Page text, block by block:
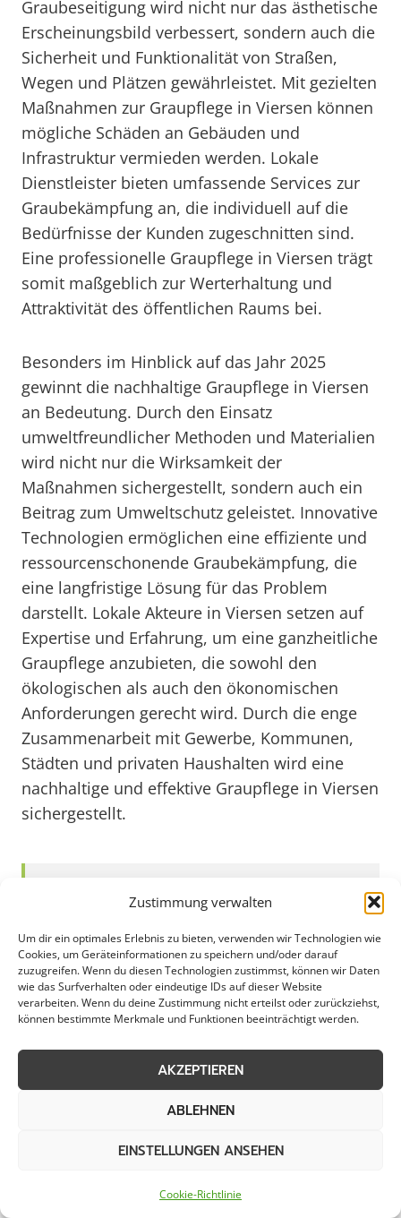
Zustimmung verwalten
Um dir ein optimales Erlebnis zu bieten, verwenden wir Technologien wie
Cookies, um Geräteinformationen zu speichern und/oder darauf
zuzugreifen. Wenn du diesen Technologien zustimmst, können wir Daten
wie das Surfverhalten oder eindeutige IDs auf dieser Website
verarbeiten. Wenn du deine Zustimmung nicht erteilst oder zurückziehst,
können bestimmte Merkmale und Funktionen beeinträchtigt werden.
AKZEPTIEREN
ABLEHNEN
EINSTELLUNGEN ANSEHEN
Cookie-Richtlinie
Graubeseitigung wird nicht nur das ästhetische
Erscheinungsbild verbessert, sondern auch die
Sicherheit und Funktionalität von Straßen,
Wegen und Plätzen gewährleistet. Mit gezielten
Maßnahmen zur Graupflege in Viersen können
mögliche Schäden an Gebäuden und
Infrastruktur vermieden werden. Lokale
Dienstleister bieten umfassende Services zur
Graubekämpfung an, die individuell auf die
Bedürfnisse der Kunden zugeschnitten sind.
Eine professionelle Graupflege in Viersen trägt
somit maßgeblich zur Werterhaltung und
Attraktivität des öffentlichen Raums bei.
Besonders im Hinblick auf das Jahr 2025
gewinnt die nachhaltige Graupflege in Viersen
an Bedeutung. Durch den Einsatz
umweltfreundlicher Methoden und Materialien
wird nicht nur die Wirksamkeit der
Maßnahmen sichergestellt, sondern auch ein
Beitrag zum Umweltschutz geleistet. Innovative
Technologien ermöglichen eine effiziente und
ressourcenschonende Graubekämpfung, die
eine langfristige Lösung für das Problem
darstellt. Lokale Akteure in Viersen setzen auf
Expertise und Erfahrung, um eine ganzheitliche
Graupflege anzubieten, die sowohl den
ökologischen als auch den ökonomischen
Anforderungen gerecht wird. Durch die enge
Zusammenarbeit mit Gewerbe, Kommunen,
Städten und privaten Haushalten wird eine
nachhaltige und effektive Graupflege in Viersen
sichergestellt.
Graupflege für Städte und
Gemeinden: Viersen als Vorreiter
Die Graupflege in Viersen ist ein wichtiger
Bestandteil der kommunalen Infrastruktur und
trägt maßgeblich zum gepflegten
Erscheinungsbild der Stadt bei. Durch
regelmäßige Maßnahmen zur Graubekämpfung
Wegen gewährleistet, sondern auch das
nachhaltig verbessert. Mit gezielten